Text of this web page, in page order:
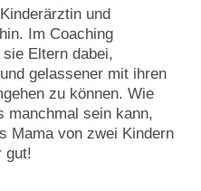
und
Im Coaching
Eltern dabei,
gelassener mit ihren
zu können. Wie
manchmal sein kann,
Mama von zwei Kindern
gut!